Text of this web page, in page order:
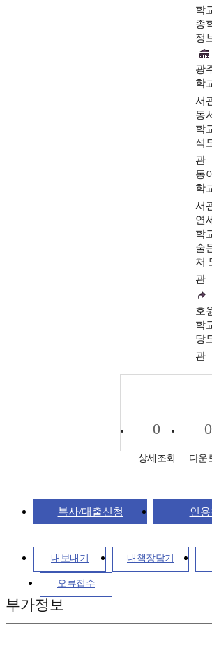
학
종
정
광
학
서
동
학
석
관
동
학
서
연
학
술
처
관
호
학
당
관
0
상세조회
0
다운
복사/대출신청 인용
내보내기 내책장담기
오류접수
부가정보